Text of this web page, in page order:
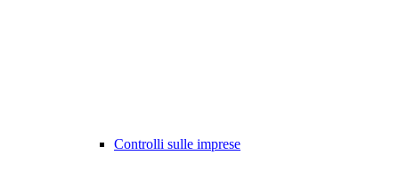
Controlli sulle imprese